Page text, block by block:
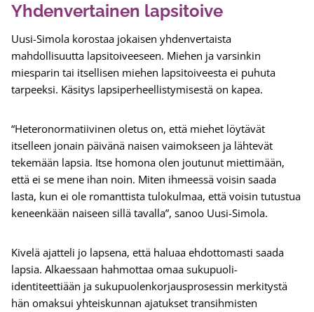
Yhdenvertainen lapsitoive
Uusi-Simola korostaa jokaisen yhdenvertaista
mahdollisuutta lapsitoiveeseen. Miehen ja varsinkin
miesparin tai itsellisen miehen lapsitoiveesta ei puhuta
tarpeeksi. Käsitys lapsiperheellistymisestä on kapea.
“Heteronormatiivinen oletus on, että miehet löytävät
itselleen jonain päivänä naisen vaimokseen ja lähtevät
tekemään lapsia. Itse homona olen joutunut miettimään,
että ei se mene ihan noin. Miten ihmeessä voisin saada
lasta, kun ei ole romanttista tulokulmaa, että voisin tutustua
keneenkään naiseen sillä tavalla”, sanoo Uusi-Simola.
Kivelä ajatteli jo lapsena, että haluaa ehdottomasti saada
lapsia. Alkaessaan hahmottaa omaa sukupuoli-
identiteettiään ja sukupuolenkorjausprosessin merkitystä
hän omaksui yhteiskunnan ajatukset transihmisten